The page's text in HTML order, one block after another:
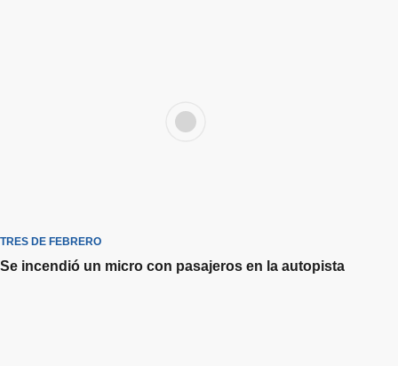
TRES DE FEBRERO
Se incendió un micro con pasajeros en la autopista